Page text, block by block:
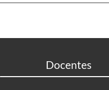
Docentes